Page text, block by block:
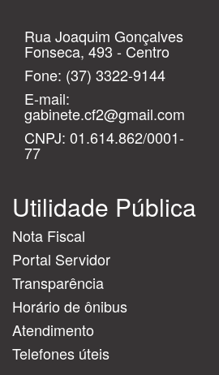
Rua Joaquim Gonçalves
Fonseca, 493 - Centro
Fone: (37) 3322-9144
E-mail:
gabinete.cf2@gmail.com
CNPJ: 01.614.862/0001-
77
Utilidade Pública
Nota Fiscal
Portal Servidor
Transparência
Horário de ônibus
Atendimento
Telefones úteis